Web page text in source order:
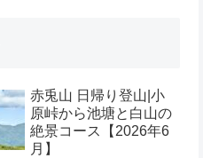
赤兎山 日帰り登山|小
原峠から池塘と白山の
絶景コース【2026年6
月】